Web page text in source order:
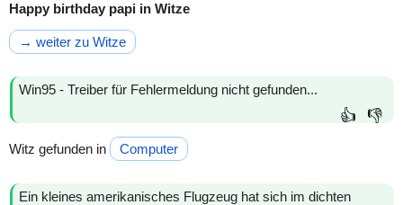
Happy birthday papi in Witze
→ weiter zu Witze
Win95 - Treiber für Fehlermeldung nicht gefunden...
👍 👎
Witz gefunden in Computer
Ein kleines amerikanisches Flugzeug hat sich im dichten